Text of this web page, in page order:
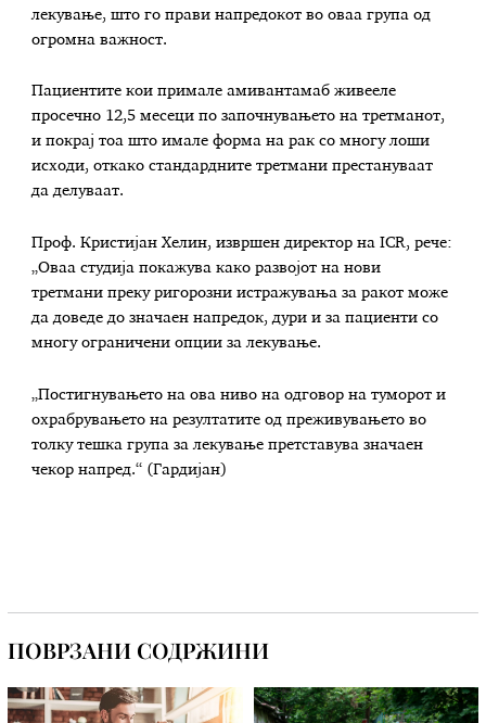
лекување, што го прави напредокот во оваа група од
огромна важност.
Пациентите кои примале амивантамаб живееле
просечно 12,5 месеци по започнувањето на третманот,
и покрај тоа што имале форма на рак со многу лоши
исходи, откако стандардните третмани престануваат
да делуваат.
Проф. Кристијан Хелин, извршен директор на ICR, рече:
„Оваа студија покажува како развојот на нови
третмани преку ригорозни истражувања за ракот може
да доведе до значаен напредок, дури и за пациенти со
многу ограничени опции за лекување.
„Постигнувањето на ова ниво на одговор на туморот и
охрабрувањето на резултатите од преживувањето во
толку тешка група за лекување претставува значаен
чекор напред.“ (Гардијан)
ПОВРЗАНИ СОДРЖИНИ